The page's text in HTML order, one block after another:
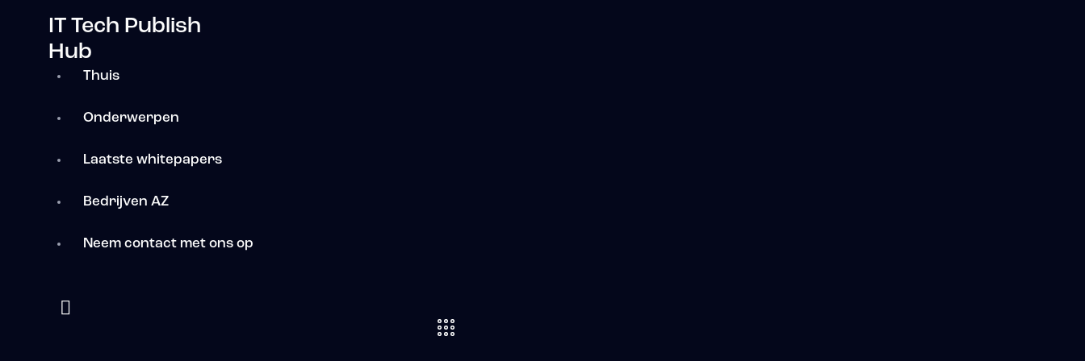
IT Tech Publish
Hub
Thuis
Onderwerpen
Laatste whitepapers
Bedrijven AZ
Neem contact met ons op